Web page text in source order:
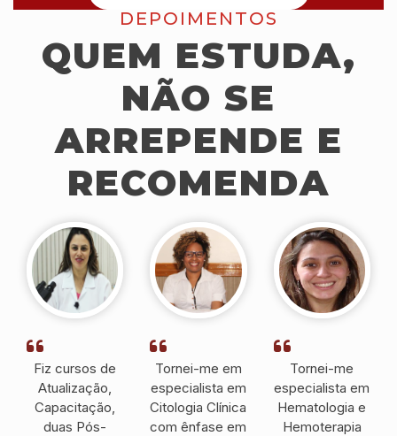
DEPOIMENTOS
QUEM ESTUDA,
NÃO SE
ARREPENDE E
RECOMENDA
Fiz cursos de
Atualização,
Capacitação,
duas Pós-
Tornei-me em
especialista em
Citologia Clínica
com ênfase em
Tornei-me
especialista em
Hematologia e
Hemoterapia